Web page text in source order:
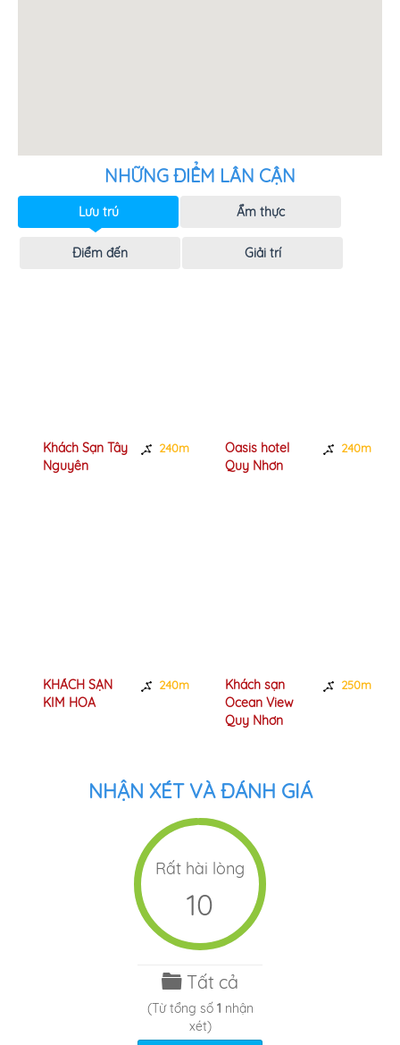
NHỮNG ĐIỂM LÂN CẬN
Lưu trú Ẩm thực
Điểm đến Giải trí
Khách Sạn Tây
Nguyên
240m
KHÁCH SẠN
KIM HOA
240m
Oasis hotel
Quy Nhơn
240m
Khách sạn
Ocean View
Quy Nhơn
250m
NHẬN XÉT VÀ ĐÁNH GIÁ
Rất hài lòng
10
Tất cả
(Từ tổng số 1 nhận
xét)